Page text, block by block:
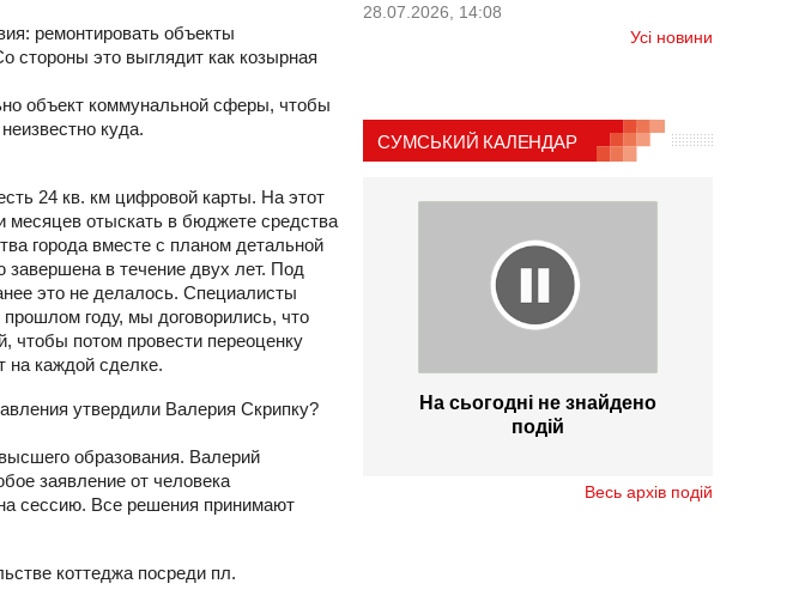
ремонтировать объекты
стороны это выглядит как козырная
объект коммунальной сферы, чтобы
куда.
24 кв. км цифровой карты. На этот
месяцев отыскать в бюджете средства
города вместе с планом детальной
в течение двух лет. Под
это не делалось. Специалисты
году, мы договорились, что
чтобы потом провести переоценку
на каждой сделке.
утвердили Валерия Скрипку?
образования. Валерий
заявление от человека
сессию. Все решения принимают
коттеджа посреди пл.
28.07.2026, 14:08
Усі новини
СУМСЬКИЙ КАЛЕНДАР
На сьогодні не знайдено
подій
Весь архів подій